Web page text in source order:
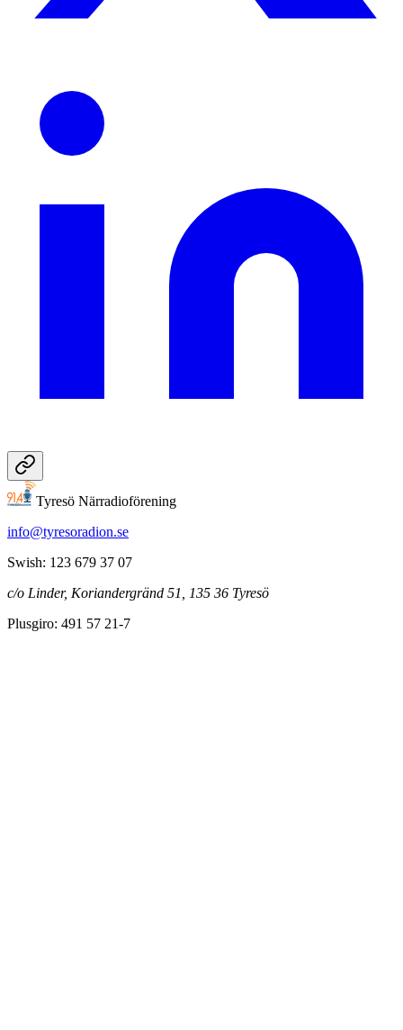
Tyresö Närradioförening
info@tyresoradion.se
Swish: 123 679 37 07
c/o Linder, Koriandergränd 51, 135 36 Tyresö
Plusgiro: 491 57 21-7